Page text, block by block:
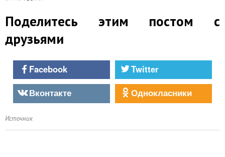
Поделитесь этим постом с
друзьями
Facebook
Twitter
Вконтакте
Однокласники
Источник